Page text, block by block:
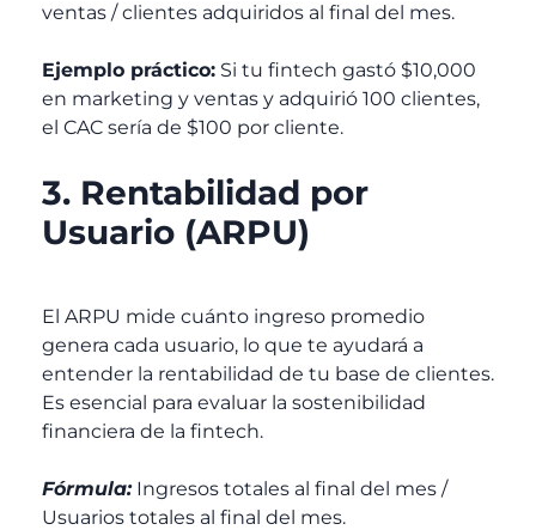
ventas / clientes adquiridos al final del mes.
Ejemplo práctico: Si tu fintech gastó $10,000
en marketing y ventas y adquirió 100 clientes,
el CAC sería de $100 por cliente.
3. Rentabilidad por
Usuario (ARPU)
El ARPU mide cuánto ingreso promedio
genera cada usuario, lo que te ayudará a
entender la rentabilidad de tu base de clientes.
Es esencial para evaluar la sostenibilidad
financiera de la fintech.
Fórmula:Ingresos totales al final del mes /
Usuarios totales al final del mes.